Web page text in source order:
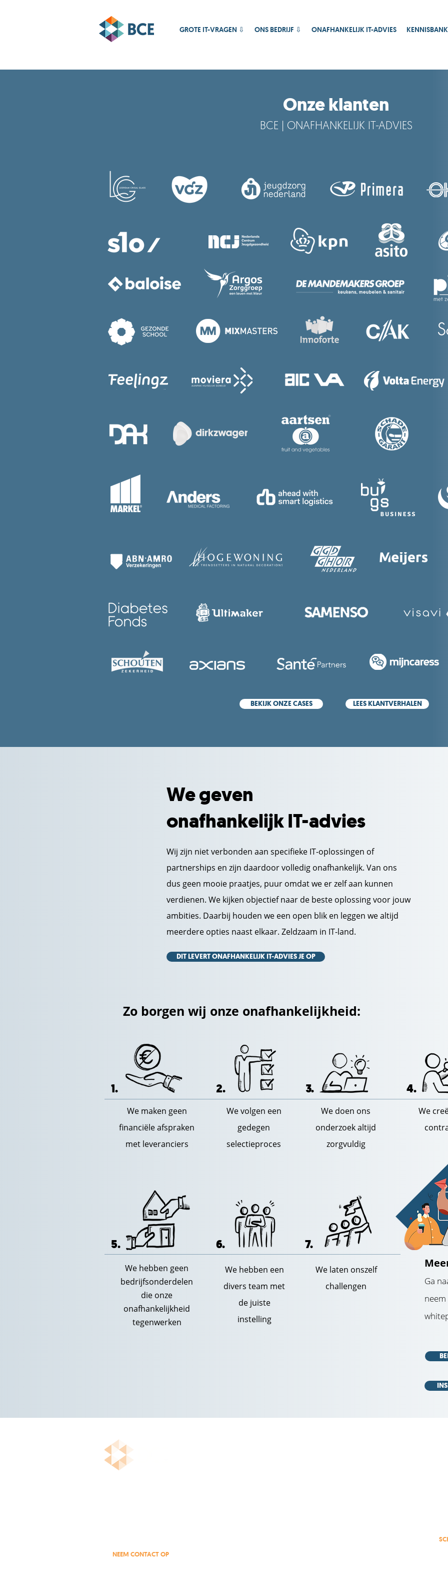
GROTE IT-VRAGEN ⇩ ONS BEDRIJF ⇩ ONAFHANKELIJK IT-ADVIES
Onze klanten
BCE | ONAFHANKELIJK IT-ADVIES
BEKIJK ONZE CASES LEES KLANTVERHALEN
We geven
onafhankelijk IT-advies
Wij zijn niet verbonden aan specifieke IT-oplossingen of
partnerships en zijn daardoor volledig onafhankelijk. Van ons
dus geen mooie praatjes, puur omdat we er zelf aan kunnen
verdienen. We kijken objectief naar de beste oplossing voor jouw
ambities. Daarbij houden we een open blik en leggen we altijd
meerdere opties naast elkaar. Zeldzaam in IT-land.
DIT LEVERT ONAFHANKELIJK IT-ADVIES JE OP
Zo borgen wij onze onafhankelijkheid:
1. 2. 3. 4.
We maken geen
financiële afspraken
met leveranciers
We volgen een
gedegen
selectieproces
We doen ons
onderzoek altijd
zorgvuldig
We
5. 6. 7.
We hebben geen
bedrijfsonderdelen
die onze
onafhankelijkheid
tegenwerken
We hebben een
divers team met
de juiste
instelling
We laten onszelf
challengen
Ga
NEEM CONTACT OP